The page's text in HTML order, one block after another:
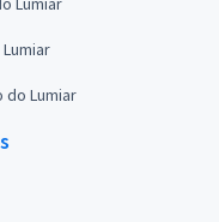
do Lumiar